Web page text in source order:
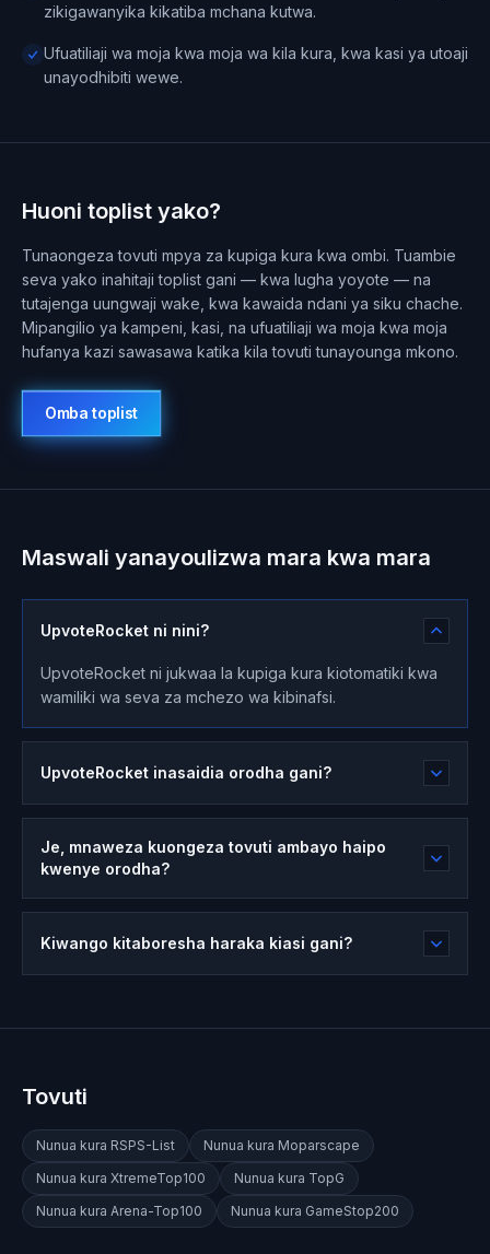
zikigawanyika kikatiba mchana kutwa.
Ufuatiliaji wa moja kwa moja wa kila kura, kwa kasi ya utoaji
unayodhibiti wewe.
Huoni toplist yako?
Tunaongeza tovuti mpya za kupiga kura kwa ombi. Tuambie
seva yako inahitaji toplist gani — kwa lugha yoyote — na
tutajenga uungwaji wake, kwa kawaida ndani ya siku chache.
Mipangilio ya kampeni, kasi, na ufuatiliaji wa moja kwa moja
hufanya kazi sawasawa katika kila tovuti tunayounga mkono.
Omba toplist
Maswali yanayoulizwa mara kwa mara
UpvoteRocket ni nini?
UpvoteRocket ni jukwaa la kupiga kura kiotomatiki kwa
wamiliki wa seva za mchezo wa kibinafsi.
UpvoteRocket inasaidia orodha gani?
Je, mnaweza kuongeza tovuti ambayo haipo
kwenye orodha?
Kiwango kitaboresha haraka kiasi gani?
Tovuti
Nunua kura RSPS-List Nunua kura Moparscape
Nunua kura XtremeTop100 Nunua kura TopG
Nunua kura Arena-Top100 Nunua kura GameStop200